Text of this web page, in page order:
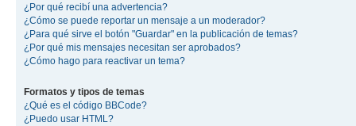
¿Por qué recibí una advertencia?
¿Cómo se puede reportar un mensaje a un moderador?
¿Para qué sirve el botón "Guardar" en la publicación de temas?
¿Por qué mis mensajes necesitan ser aprobados?
¿Cómo hago para reactivar un tema?
Formatos y tipos de temas
¿Qué es el código BBCode?
¿Puedo usar HTML?